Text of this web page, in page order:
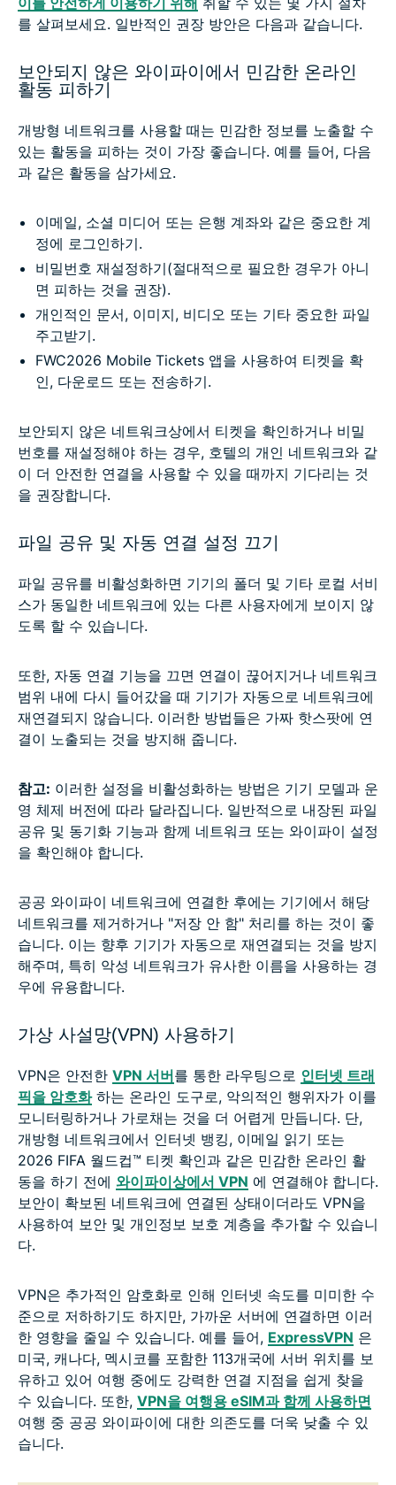
를 살펴보세요. 일반적인 권장 방안은 다음과 같습니다.
보안되지 않은 와이파이에서 민감한 온라인
활동 피하기
개방형 네트워크를 사용할 때는 민감한 정보를 노출할 수
있는 활동을 피하는 것이 가장 좋습니다. 예를 들어, 다음
과 같은 활동을 삼가세요.
이메일, 소셜 미디어 또는 은행 계좌와 같은 중요한 계
정에 로그인하기.
비밀번호 재설정하기(절대적으로 필요한 경우가 아니
면 피하는 것을 권장).
개인적인 문서, 이미지, 비디오 또는 기타 중요한 파일
주고받기.
FWC2026 Mobile Tickets 앱을 사용하여 티켓을 확
인, 다운로드 또는 전송하기.
보안되지 않은 네트워크상에서 티켓을 확인하거나 비밀
번호를 재설정해야 하는 경우, 호텔의 개인 네트워크와 같
이 더 안전한 연결을 사용할 수 있을 때까지 기다리는 것
을 권장합니다.
파일 공유 및 자동 연결 설정 끄기
파일 공유를 비활성화하면 기기의 폴더 및 기타 로컬 서비
스가 동일한 네트워크에 있는 다른 사용자에게 보이지 않
도록 할 수 있습니다.
또한, 자동 연결 기능을 끄면 연결이 끊어지거나 네트워크
범위 내에 다시 들어갔을 때 기기가 자동으로 네트워크에
재연결되지 않습니다. 이러한 방법들은 가짜 핫스팟에 연
결이 노출되는 것을 방지해 줍니다.
참고: 이러한 설정을 비활성화하는 방법은 기기 모델과 운
영 체제 버전에 따라 달라집니다. 일반적으로 내장된 파일
공유 및 동기화 기능과 함께 네트워크 또는 와이파이 설정
을 확인해야 합니다.
공공 와이파이 네트워크에 연결한 후에는 기기에서 해당
네트워크를 제거하거나 "저장 안 함" 처리를 하는 것이 좋
습니다. 이는 향후 기기가 자동으로 재연결되는 것을 방지
해주며, 특히 악성 네트워크가 유사한 이름을 사용하는 경
우에 유용합니다.
가상 사설망(VPN) 사용하기
VPN은 안전한 VPN 서버를 통한 라우팅으로 인터넷 트래
픽을 암호화하는 온라인 도구로, 악의적인 행위자가 이를
모니터링하거나 가로채는 것을 더 어렵게 만듭니다. 단,
개방형 네트워크에서 인터넷 뱅킹, 이메일 읽기 또는
2026 FIFA 월드컵™ 티켓 확인과 같은 민감한 온라인 활
동을 하기 전에 와이파이상에서 VPN 에 연결해야 합니다.
보안이 확보된 네트워크에 연결된 상태이더라도 VPN을
사용하여 보안 및 개인정보 보호 계층을 추가할 수 있습니
다.
VPN은 추가적인 암호화로 인해 인터넷 속도를 미미한 수
준으로 저하하기도 하지만, 가까운 서버에 연결하면 이러
한 영향을 줄일 수 있습니다. 예를 들어, ExpressVPN 은
미국, 캐나다, 멕시코를 포함한 113개국에 서버 위치를 보
유하고 있어 여행 중에도 강력한 연결 지점을 쉽게 찾을
수 있습니다. 또한, VPN을 여행용 eSIM과 함께 사용하면
여행 중 공공 와이파이에 대한 의존도를 더욱 낮출 수 있
습니다.